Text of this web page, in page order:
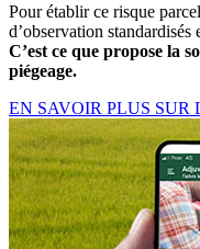
Pour établir ce risque
d’observation
C’est ce que propose la
piégeage.
EN SAVOIR PLUS SUR